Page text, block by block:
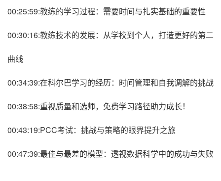
00:25:59:教练的学习过程：需要时间与扎实基础的重要性
00:30:16:教练技术的发展：从学校到个人，打造更好的第二
曲线
00:34:39:在科尔巴学习的经历：时间管理和自我调解的挑战
00:38:58:重视质量和选师，免费学习路径助力成长！
00:43:19:PCC考试：挑战与策略的眼界提升之旅
00:47:39:最佳与最差的模型：透视数据科学中的成功与失败